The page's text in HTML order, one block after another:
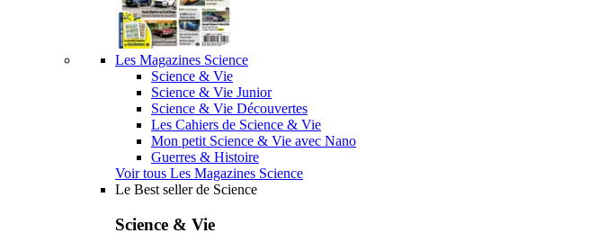
Les Magazines Science
Science & Vie
Science & Vie Junior
Science & Vie Découvertes
Les Cahiers de Science & Vie
Mon petit Science & Vie avec Nano
Guerres & Histoire
Voir tous Les Magazines Science
Le Best seller de Science
Science & Vie